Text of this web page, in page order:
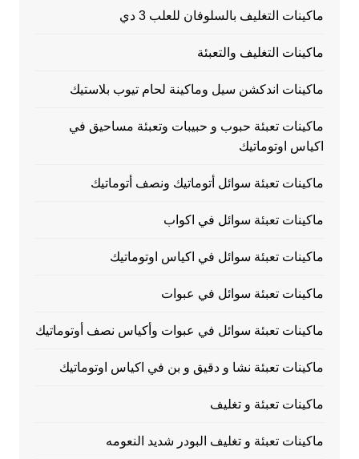
ماكينات التغليف بالسلوفان للعلب 3 دي
ماكينات التغليف والتعبئة
ماكينات اندكشن سيل وماكينة لحام تيوب بلاستيك
ماكينات تعبئة حبوب و حبيبات وتعبئة مساحيق في
اكياس اوتوماتيك
ماكينات تعبئة سوائل أتوماتيك ونصف أتوماتيك
ماكينات تعبئة سوائل في اكواب
ماكينات تعبئة سوائل في اكياس اوتوماتيك
ماكينات تعبئة سوائل في عبوات
ماكينات تعبئة سوائل في عبوات وأكياس نصف أوتوماتيك
ماكينات تعبئة نشا و دقيق و بن في اكياس اوتوماتيك
ماكينات تعبئة و تغليف
ماكينات تعبئة و تغليف البودر شديد النعومه